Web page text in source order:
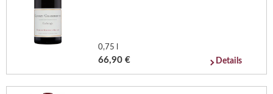
0,75 l
66,90 € Details